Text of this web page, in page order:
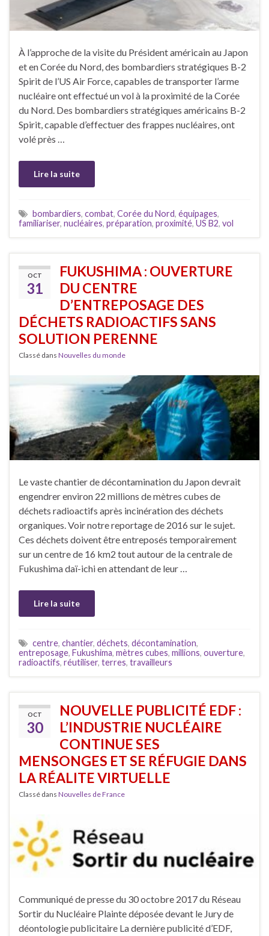
À l’approche de la visite du Président américain au Japon
et en Corée du Nord, des bombardiers stratégiques B-2
Spirit de l’US Air Force, capables de transporter l’arme
nucléaire ont effectué un vol à la proximité de la Corée
du Nord. Des bombardiers stratégiques américains B-2
Spirit, capable d’effectuer des frappes nucléaires, ont
volé près …
Lire la suite
bombardiers, combat, Corée du Nord, équipages,
familiariser, nucléaires, préparation, proximité, US B2, vol
OCT
31
FUKUSHIMA : OUVERTURE
DU CENTRE
D’ENTREPOSAGE DES
DÉCHETS RADIOACTIFS SANS
SOLUTION PERENNE
Classé dans Nouvelles du monde
Le vaste chantier de décontamination du Japon devrait
engendrer environ 22 millions de mètres cubes de
déchets radioactifs après incinération des déchets
organiques. Voir notre reportage de 2016 sur le sujet.
Ces déchets doivent être entreposés temporairement
sur un centre de 16 km2 tout autour de la centrale de
Fukushima daï-ichi en attendant de leur …
Lire la suite
centre, chantier, déchets, décontamination,
entreposage, Fukushima, mètres cubes, millions, ouverture,
radioactifs, réutiliser, terres, travailleurs
OCT
30
NOUVELLE PUBLICITÉ EDF :
L’INDUSTRIE NUCLÉAIRE
CONTINUE SES
MENSONGES ET SE RÉFUGIE DANS
LA RÉALITE VIRTUELLE
Classé dans Nouvelles de France
Communiqué de presse du 30 octobre 2017 du Réseau
Sortir du Nucléaire Plainte déposée devant le Jury de
déontologie publicitaire La dernière publicité d’EDF,